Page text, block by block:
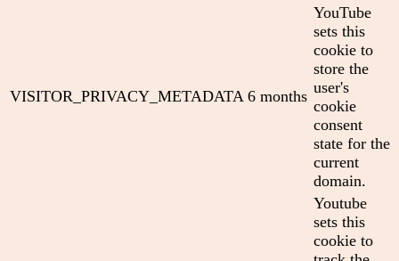
VISITOR_PRIVACY_METADATA 6 months
YouTube
sets this
cookie to
store the
user's
cookie
consent
state for the
current
domain.
Youtube
sets this
cookie to